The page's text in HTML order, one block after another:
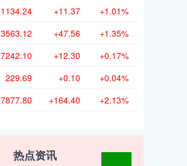
1134.24 +11.37 +1.01%
3563.12 +47.56 +1.35%
7242.10 +12.30 +0.17%
229.69 +0.10 +0.04%
7877.80 +164.40 +2.13%
热点资讯